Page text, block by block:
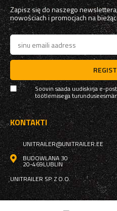
Zapisz się do naszego
nowościach i promocjach na
Soovin saada uudiskirja e-
töötlemisega
KONTAKTI
UNITRAILER@UNITRAILER.EE
BUDOWLANA 30
20-469LUBLIN
UNITRAILER SP. Z O.O.